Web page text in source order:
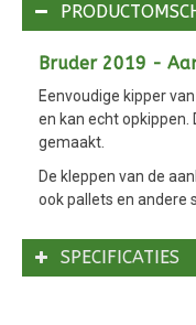
Bruder 2019 -
Eenvoudige kipper
en kan echt
gemaakt.
De kleppen van de
ook pallets en andere
SPECIFICATIES